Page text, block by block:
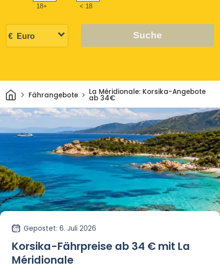
18+ < 18
Suche
HeimFährangebote La Méridionale: Korsika-Angebote
ab 34€
Gepostet: 6. Juli 2026
Korsika-Fährpreise ab 34 € mit La
Méridionale